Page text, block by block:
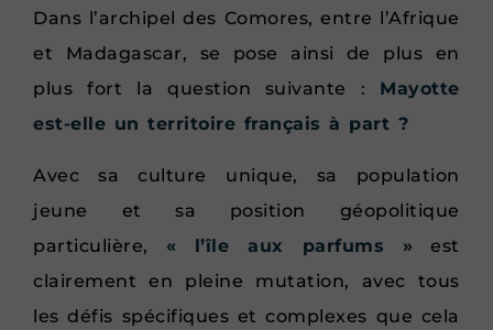
Dans l’archipel des Comores, entre l’Afrique
et Madagascar, se pose ainsi de plus en
plus fort la question suivante : Mayotte
est-elle un territoire français à part ?
Avec sa culture unique, sa population
jeune et sa position géopolitique
particulière, « l’île aux parfums » est
clairement en pleine mutation, avec tous
les défis spécifiques et complexes que cela